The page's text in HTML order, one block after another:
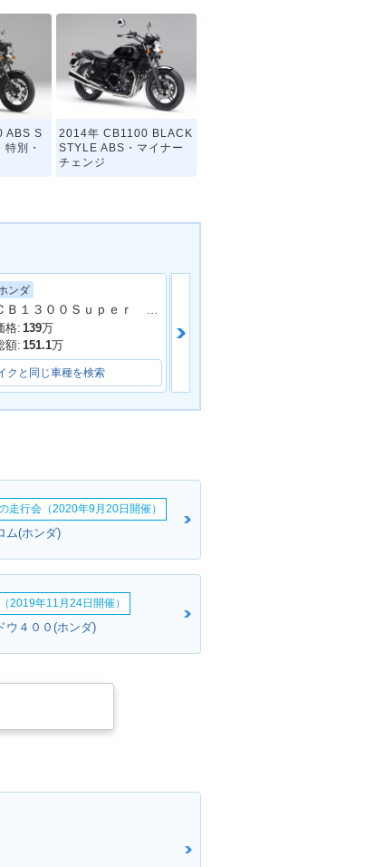
ABS S
別・
2014年 CB1100 BLACK
STYLE ABS・マイナー
チェンジ
BLACK
2012年 CB1100 ABS・
1・新登場
ンダ
格:139万
額:151.1万
クと同じ車種を検索
走行会（2020年9月20日開催）
ム(ホンダ)
2019年11月24日開催）
ウ４００(ホンダ)